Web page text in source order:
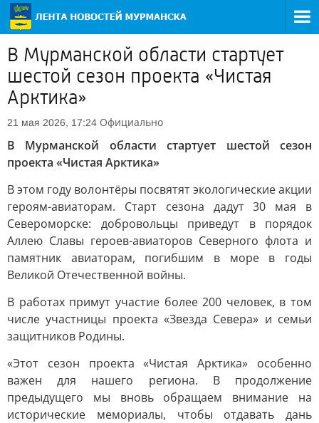
В Мурманской области стартует
шестой сезон проекта «Чистая
Арктика»
21 мая 2026, 17:24 Официально
В Мурманской области стартует шестой сезон
проекта «Чистая Арктика»
В этом году волонтёры посвятят экологические акции
героям-авиаторам. Старт сезона дадут 30 мая в
Североморске: добровольцы приведут в порядок
Аллею Славы героев-авиаторов Северного флота и
памятник авиаторам, погибшим в море в годы
Великой Отечественной войны.
В работах примут участие более 200 человек, в том
числе участницы проекта «Звезда Севера» и семьи
защитников Родины.
«Этот сезон проекта «Чистая Арктика» особенно
важен для нашего региона. В продолжение
предыдущего мы вновь обращаем внимание на
исторические мемориалы, чтобы отдавать дань